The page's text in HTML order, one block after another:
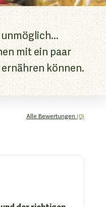
mit ein paar
können.
Alle Bewertungen (0)